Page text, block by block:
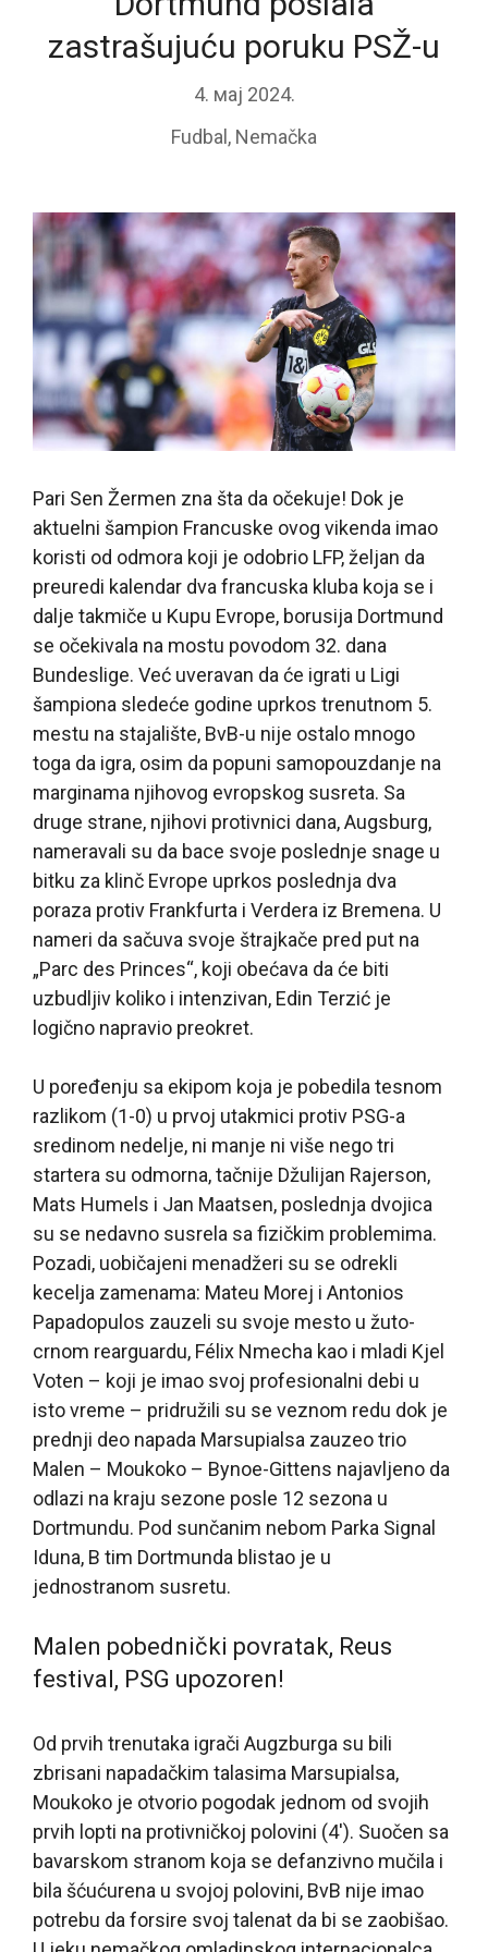
zastrašujuću poruku PSŽ-u
4. мај 2024.
Fudbal , Nemačka
Pari Sen Žermen zna šta da očekuje! Dok je
aktuelni šampion Francuske ovog vikenda imao
koristi od odmora koji je odobrio LFP, željan da
preuredi kalendar dva francuska kluba koja se i
dalje takmiče u Kupu Evrope, borusija Dortmund
se očekivala na mostu povodom 32. dana
Bundeslige. Već uveravan da će igrati u Ligi
šampiona sledeće godine uprkos trenutnom 5.
mestu na stajalište, BvB-u nije ostalo mnogo
toga da igra, osim da popuni samopouzdanje na
marginama njihovog evropskog susreta. Sa
druge strane, njihovi protivnici dana, Augsburg,
nameravali su da bace svoje poslednje snage u
bitku za klinč Evrope uprkos poslednja dva
poraza protiv Frankfurta i Verdera iz Bremena. U
nameri da sačuva svoje štrajkače pred put na
„Parc des Princes“, koji obećava da će biti
uzbudljiv koliko i intenzivan, Edin Terzić je
logično napravio preokret.
U poređenju sa ekipom koja je pobedila tesnom
razlikom (1-0) u prvoj utakmici protiv PSG-a
sredinom nedelje, ni manje ni više nego tri
startera su odmorna, tačnije Džulijan Rajerson,
Mats Humels i Jan Maatsen, poslednja dvojica
su se nedavno susrela sa fizičkim problemima.
Pozadi, uobičajeni menadžeri su se odrekli
kecelja zamenama: Mateu Morej i Antonios
Papadopulos zauzeli su svoje mesto u žuto-
crnom rearguardu, Félix Nmecha kao i mladi Kjel
Voten – koji je imao svoj profesionalni debi u
isto vreme – pridružili su se veznom redu dok je
prednji deo napada Marsupialsa zauzeo trio
Malen – Moukoko – Bynoe-Gittens najavljeno da
odlazi na kraju sezone posle 12 sezona u
Dortmundu. Pod sunčanim nebom Parka Signal
Iduna, B tim Dortmunda blistao je u
jednostranom susretu.
Malen pobednički povratak, Reus
festival, PSG upozoren!
Od prvih trenutaka igrači Augzburga su bili
zbrisani napadačkim talasima Marsupialsa,
Moukoko je otvorio pogodak jednom od svojih
prvih lopti na protivničkoj polovini (4′). Suočen sa
bavarskom stranom koja se defanzivno mučila i
bila šćućurena u svojoj polovini, BvB nije imao
potrebu da forsire svoj talenat da bi se zaobišao.